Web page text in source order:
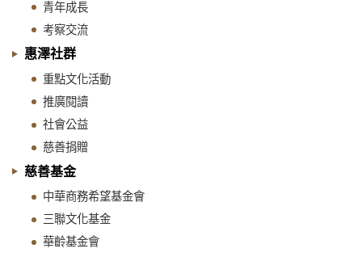
青年成長
考察交流
惠澤社群
重點文化活動
推廣閱讀
社會公益
慈善捐贈
慈善基金
中華商務希望基金會
三聯文化基金
華齡基金會